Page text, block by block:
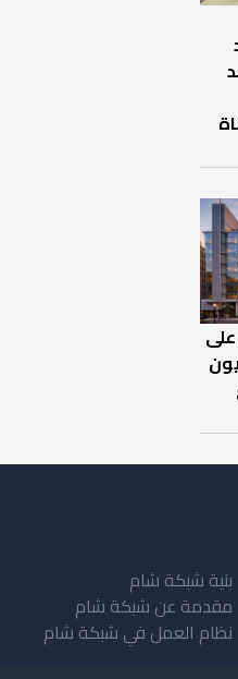
مليون
بنية شبكة شام
مقدمة عن شبكة شام
نظام العمل في شبكة شام